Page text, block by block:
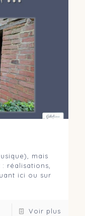
mais
: réalisations,
ici ou sur
Voir plus